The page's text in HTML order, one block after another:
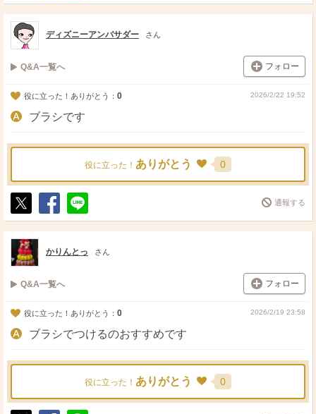
ス
ト
ェ
る
ディズニーアンバサダー さん
Q&A一覧へ フォロー
役に立った！ありがとう： 0 2026/2/22 19:52
ブラシです
役に立った！ ありがとう 0
ポ
ス
ト
シ
ェ
送
る
通報する
かりんとっ さん
Q&A一覧へ フォロー
役に立った！ありがとう： 0 2026/2/19 23:58
ブラシでつけるのおすすめです
役に立った！ ありがとう 0